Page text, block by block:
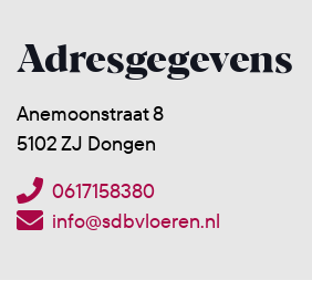
Adresgegevens
Anemoonstraat 8
5102 ZJ Dongen
0617158380
info@sdbvloeren.nl